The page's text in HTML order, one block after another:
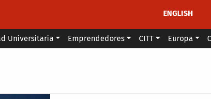
ENGLISH
Universitaria Emprendedores CITT Europa